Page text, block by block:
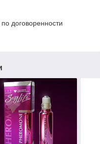
договоренности